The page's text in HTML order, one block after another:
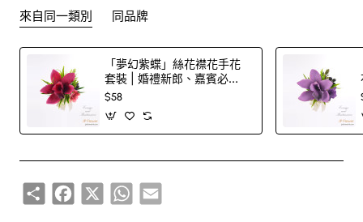
來自同一類別 同品牌
「夢幻紫蝶」絲花襟花手花
套裝 | 婚禮新郎、嘉賓必
備！
$58
ShareFacebook
X WhatsApp
Email